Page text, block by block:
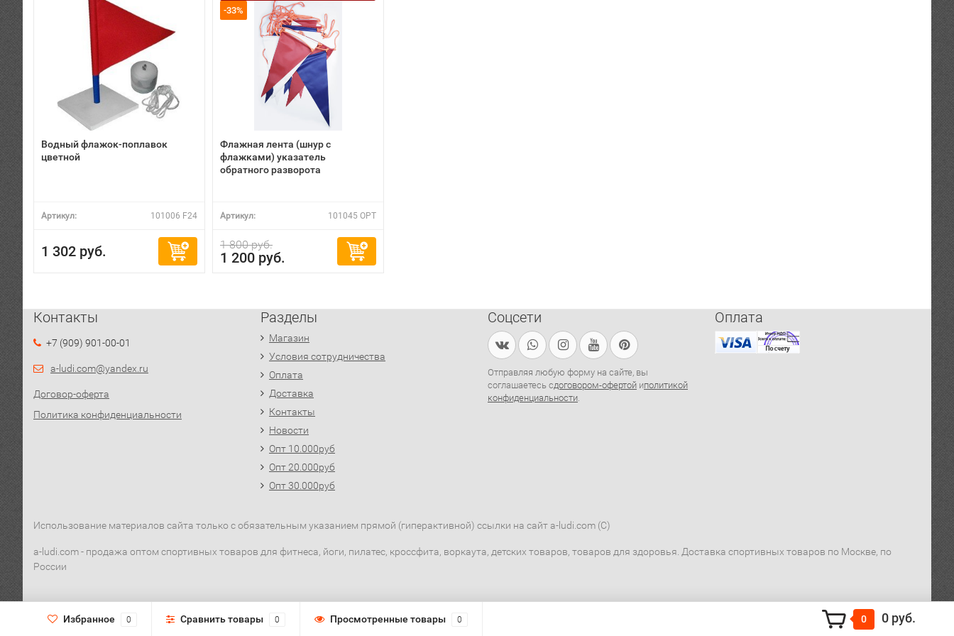
Водный флажок-поплавок
цветной
Артикул: 101006 F24
1 302 руб.
-33%
Флажная лента (шнур с
флажками) указатель
обратного разворота
Артикул: 101045 OPT
1 800 руб.
1 200 руб.
Контакты
+7 (909) 901-00-01
a-ludi.com@yandex.ru
Договор-оферта
Политика конфиденциальности
Разделы
Магазин
Условия сотрудничества
Оплата
Доставка
Контакты
Новости
Опт 10.000руб
Опт 20.000руб
Опт 30.000руб
Соцсети
Отправляя любую форму на сайте, вы
соглашаетесь сдоговором-офертой иполитикой
конфиденциальности.
Оплата
Использование материалов сайта только с обязательным указанием прямой (гиперактивной) ссылки на сайт a-ludi.com (C)
a-ludi.com - продажа оптом спортивных товаров для фитнеса, йоги, пилатес, кроссфита, воркаута, детских товаров, товаров для здоровья. Доставка спортивных товаров по Москве, по
России
Избранное 0 Сравнить товары 0 Просмотренные товары 0 0 0 руб.